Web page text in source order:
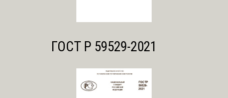
ГОСТ Р 59529-2021